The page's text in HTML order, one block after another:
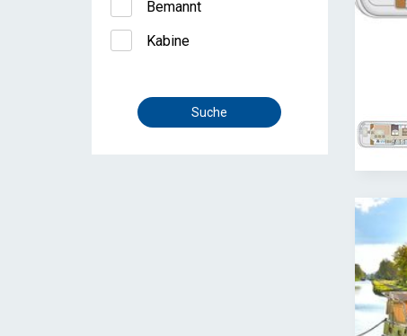
Bemannt
Kabine